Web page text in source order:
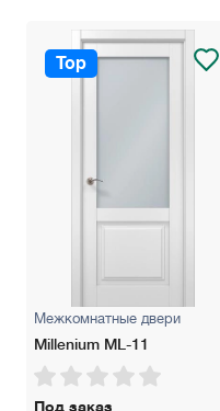
Top
Межкомнатные двери
Millenium ML-11
Под заказ